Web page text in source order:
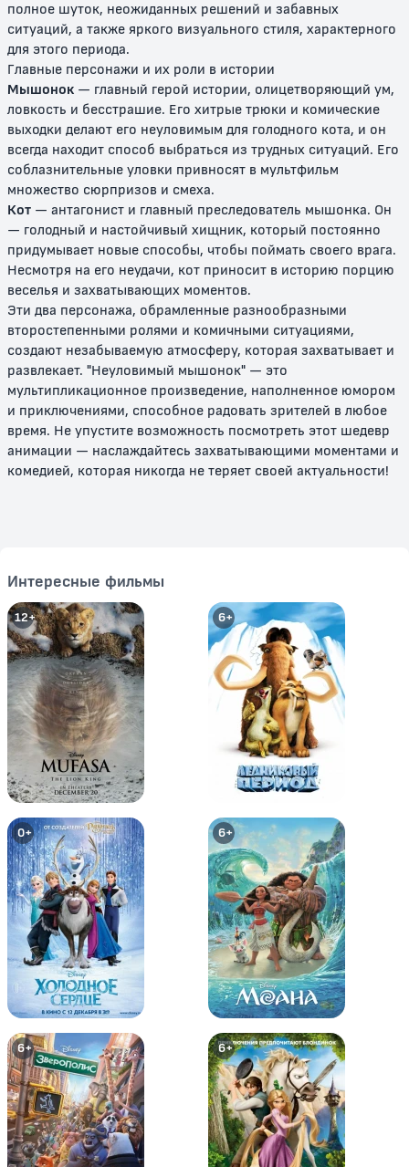
0+
Том и Джерри: Полет на Марс
12+
Том и Джерри: Трепещи, Усатый
0+
Том и Джерри: Сказки
Том и Джерри: История о
Щелкунчике
Том и Джерри: Шерлок Холмс
Том и Джерри и Волшебник из
страны Оз
0+
Том и Джерри: Робин Гуд и
Мышь-Весельчак
Том и Джерри: Гигантское
приключение
полное шуток, неожиданных решений и забавных
ситуаций, а также яркого визуального стиля, характерного
для этого периода.
Главные персонажи и их роли в истории
Мышонок — главный герой истории, олицетворяющий ум,
ловкость и бесстрашие. Его хитрые трюки и комические
выходки делают его неуловимым для голодного кота, и он
всегда находит способ выбраться из трудных ситуаций. Его
соблазнительные уловки привносят в мультфильм
множество сюрпризов и смеха.
Кот — антагонист и главный преследователь мышонка. Он
— голодный и настойчивый хищник, который постоянно
придумывает новые способы, чтобы поймать своего врага.
Несмотря на его неудачи, кот приносит в историю порцию
веселья и захватывающих моментов.
Эти два персонажа, обрамленные разнообразными
второстепенными ролями и комичными ситуациями,
создают незабываемую атмосферу, которая захватывает и
развлекает. "Неуловимый мышонок" — это
мультипликационное произведение, наполненное юмором
и приключениями, способное радовать зрителей в любое
время. Не упустите возможность посмотреть этот шедевр
анимации — наслаждайтесь захватывающими моментами и
комедией, которая никогда не теряет своей актуальности!
Интересные фильмы
12+ 6+
0+ 6+
6+ 6+